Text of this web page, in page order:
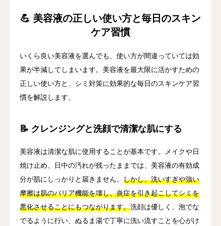
💪 美容液の正しい使い方と毎日のスキン
ケア習慣
いくら良い美容液を選んでも、使い方が間違っていては効
果が半減してしまいます。美容液を最大限に活かすための
正しい使い方と、シミ対策に効果的な毎日のスキンケア習
慣を解説します。
📝 クレンジングと洗顔で清潔な肌にする
美容液は清潔な肌に使用することが基本です。メイクや日
焼け止め、日中の汚れが残ったままでは、美容液の有効成
分が肌にしっかりと届きません。 しかし、洗いすぎや強い
摩擦は肌のバリア機能を壊し、炎症を引き起こしてシミを
悪化させることにもつながります。洗顔は優しく、泡でな
でるように行い、ぬるま湯で丁寧に洗い流すことを心がけ